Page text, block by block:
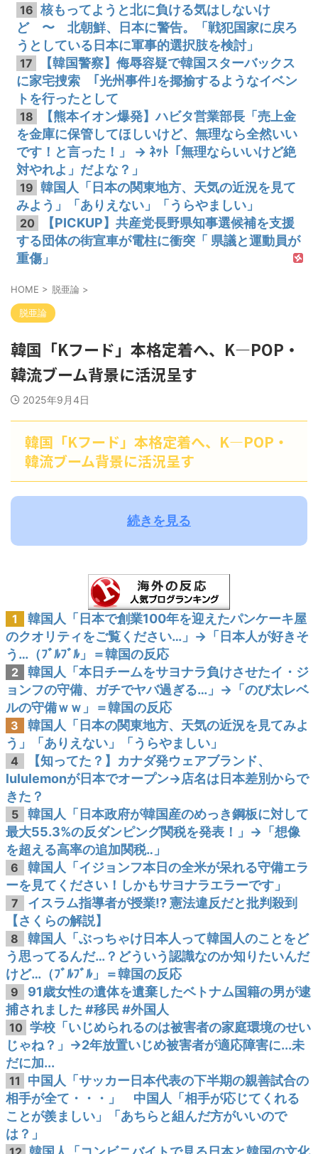
16 核もってようと北に負ける気はしないけ
ど 〜 北朝鮮、日本に警告。「戦犯国家に戻ろ
うとしている日本に軍事的選択肢を検討」
17
【韓国警察】侮辱容疑で韓国スターバックス
に家宅捜索 ｢光州事件｣を揶揄するようなイベン
トを行ったとして
18
【熊本イオン爆発】ハビタ営業部長「売上金
を金庫に保管してほしいけど、無理なら全然いい
です！と言った！」 → ﾈｯﾄ「無理ならいいけど絶
対やれよ」だよな？」
19 韓国人「日本の関東地方、天気の近況を見て
みよう」「ありえない」「うらやましい」
20
【PICKUP】共産党長野県知事選候補を支援
する団体の街宣車が電柱に衝突「 県議と運動員が
重傷」
HOME > 脱亜論 >
脱亜論
韓国「Kフード」本格定着へ、K―POP・
韓流ブーム背景に活況呈す
2025年9月4日
韓国「Kフード」本格定着へ、K―POP・
韓流ブーム背景に活況呈す
続きを見る
1
韓国人「日本で創業100年を迎えたパンケーキ屋
のクオリティをご覧ください…」→「日本人が好きそ
う…（ﾌﾞﾙﾌﾞﾙ」＝韓国の反応
2
韓国人「本日チームをサヨナラ負けさせたイ・ジ
ョンフの守備、ガチでヤバ過ぎる…」→「のび太レベ
ルの守備ｗｗ」＝韓国の反応
3
韓国人「日本の関東地方、天気の近況を見てみよ
う」「ありえない」「うらやましい」
4
【知ってた？】カナダ発ウェアブランド、
lululemonが日本でオープン→店名は日本差別からで
きた？
5
韓国人「日本政府が韓国産のめっき鋼板に対して
最大55.3%の反ダンピング関税を発表！」→「想像
を超える高率の追加関税‥」
6
韓国人「イジョンフ本日の全米が呆れる守備エラ
ーを見てください！しかもサヨナラエラーです」
7
イスラム指導者が授業!? 憲法違反だと批判殺到
【さくらの解説】
8
韓国人「ぶっちゃけ日本人って韓国人のことをど
う思ってるんだ…？どういう認識なのか知りたいんだ
けど…（ﾌﾞﾙﾌﾞﾙ」＝韓国の反応
9
91歳女性の遺体を遺棄したベトナム国籍の男が逮
捕されました #移民 #外国人
10 学校「いじめられるのは被害者の家庭環境のせい
じゃね？」→2年放置いじめ被害者が適応障害に...未
だに加...
11
中国人「サッカー日本代表の下半期の親善試合の
相手が全て・・・」 中国人「相手が応じてくれる
ことが羨ましい」「あちらと組んだ方がいいので
は？」